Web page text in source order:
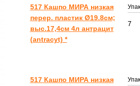
517 Кашпо МИРА низкая
перер. пластик Ø19.8см;
выс.17,4см 4л антрацит
(antracyt) *
7
517 Кашпо МИРА низкая